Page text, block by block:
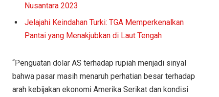
Nusantara 2023
Jelajahi Keindahan Turki: TGA Memperkenalkan
Pantai yang Menakjubkan di Laut Tengah
“Penguatan dolar AS terhadap rupiah menjadi sinyal
bahwa pasar masih menaruh perhatian besar terhadap
arah kebijakan ekonomi Amerika Serikat dan kondisi